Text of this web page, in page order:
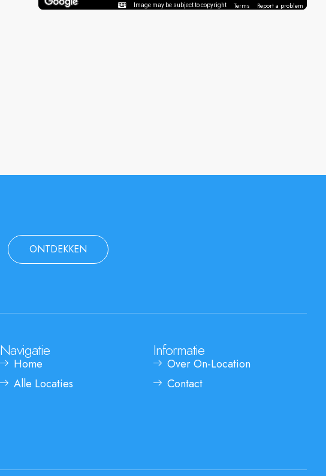
Image may be subject to copyright Terms Report a problem
ONTDEKKEN
Navigatie
Home
Alle Locaties
Informatie
Over On-Location
Contact